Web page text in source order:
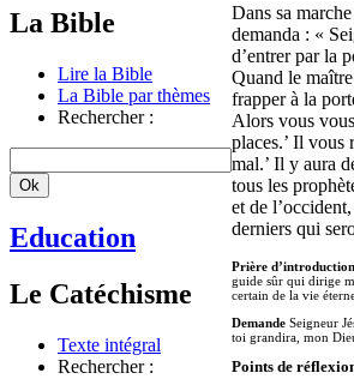
La Bible
Lire la Bible
La Bible par thèmes
Rechercher :
Education
Le Catéchisme
Texte intégral
Rechercher :
Dans sa
demanda : «
d’entrer par la
Quand le
frapper à la
Alors vous
places.’ Il vous
mal.’ Il y aura
tous les
et de
derniers qui
Prière d’introduction
guide sûr qui dirige
certain de la vie
Demande Seigneur
toi grandira, mon
Points de